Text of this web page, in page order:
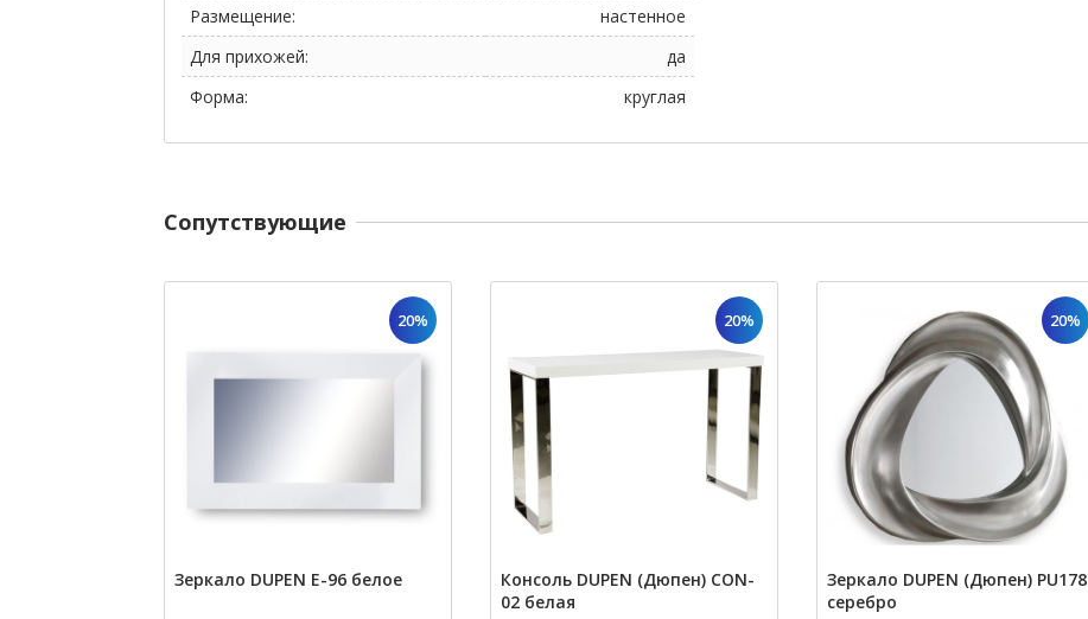
Размещение:
настенное
Для прихожей:
да
Форма:
круглая
Cопутствующие
20%
Зеркало DUPEN E-96 белое
20%
Консоль DUPEN (Дюпен) CON-
02 белая
20%
Зеркало DUPEN (Дюпен) PU178
серебро